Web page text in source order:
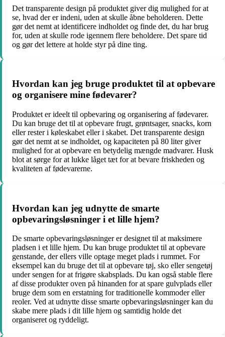
Det transparente design på produktet giver dig mulighed for at
se, hvad der er indeni, uden at skulle åbne beholderen. Dette
gør det nemt at identificere indholdet og finde det, du har brug
for, uden at skulle rode igennem flere beholdere. Det spare tid
og gør det lettere at holde styr på dine ting.
Hvordan kan jeg bruge produktet til at opbevare
og organisere mine fødevarer?
Produktet er ideelt til opbevaring og organisering af fødevarer.
Du kan bruge det til at opbevare frugt, grøntsager, snacks, korn
eller rester i køleskabet eller i skabet. Det transparente design
gør det nemt at se indholdet, og kapaciteten på 80 liter giver
mulighed for at opbevare en betydelig mængde madvarer. Husk
blot at sørge for at lukke låget tæt for at bevare friskheden og
kvaliteten af ​​fødevarerne.
Hvordan kan jeg udnytte de smarte
opbevaringsløsninger i et lille hjem?
De smarte opbevaringsløsninger er designet til at maksimere
pladsen i et lille hjem. Du kan bruge produktet til at opbevare
genstande, der ellers ville optage meget plads i rummet. For
eksempel kan du bruge det til at opbevare tøj, sko eller sengetøj
under sengen for at frigøre skabsplads. Du kan også stable flere
af disse produkter oven på hinanden for at spare gulvplads eller
bruge dem som en erstatning for traditionelle kommoder eller
reoler. Ved at udnytte disse smarte opbevaringsløsninger kan du
skabe mere plads i dit lille hjem og samtidig holde det
organiseret og ryddeligt.